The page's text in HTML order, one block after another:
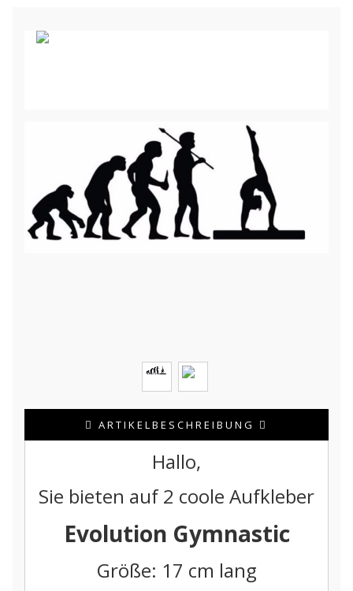
ARTIKELBESCHREIBUNG
Hallo,
Sie bieten auf 2 coole Aufkleber
Evolution Gymnastic
Größe: 17 cm lang